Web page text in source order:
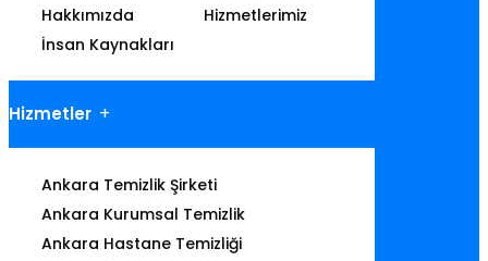
Hakkımızda
Hizmetlerimiz
İnsan Kaynakları
Hizmetler
Ankara Temizlik Şirketi
Ankara Kurumsal Temizlik
Ankara Hastane Temizliği